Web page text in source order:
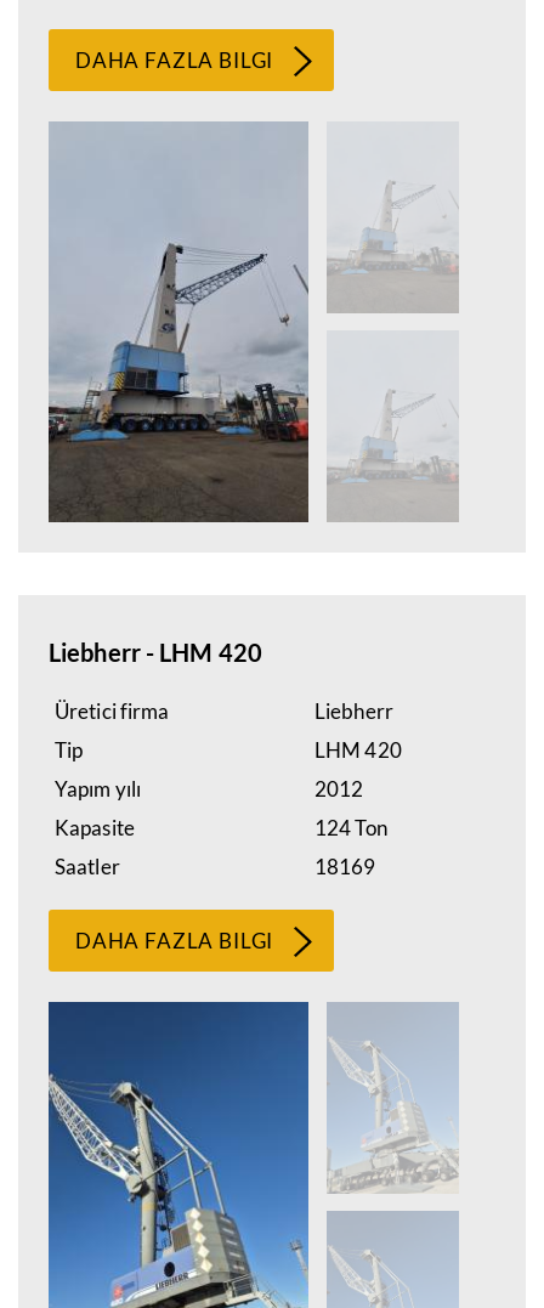
DAHA FAZLA BILGI
Liebherr - LHM 420
Üretici firma
Liebherr
Tip
LHM 420
Yapım yılı
2012
Kapasite
124 Ton
Saatler
18169
DAHA FAZLA BILGI